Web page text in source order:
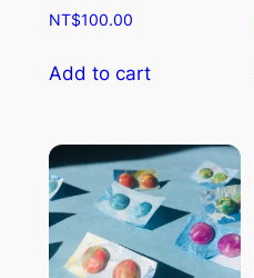
NT$100.00
Add to cart